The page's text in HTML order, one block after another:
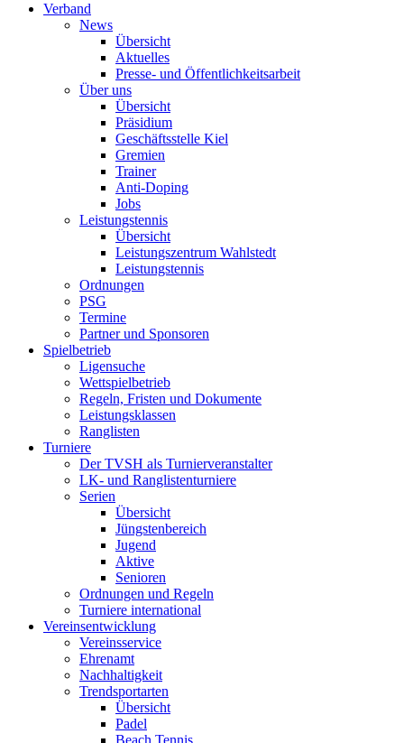
Verband
News
Übersicht
Aktuelles
Presse- und Öffentlichkeitsarbeit
Über uns
Übersicht
Präsidium
Geschäftsstelle Kiel
Gremien
Trainer
Anti-Doping
Jobs
Leistungstennis
Übersicht
Leistungszentrum Wahlstedt
Leistungstennis
Ordnungen
PSG
Termine
Partner und Sponsoren
Spielbetrieb
Ligensuche
Wettspielbetrieb
Regeln, Fristen und Dokumente
Leistungsklassen
Ranglisten
Turniere
Der TVSH als Turnierveranstalter
LK- und Ranglistenturniere
Serien
Übersicht
Jüngstenbereich
Jugend
Aktive
Senioren
Ordnungen und Regeln
Turniere international
Vereinsentwicklung
Vereinsservice
Ehrenamt
Nachhaltigkeit
Trendsportarten
Übersicht
Padel
Beach Tennis